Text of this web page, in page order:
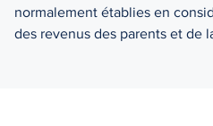
normalement établies en
des revenus des parents et de